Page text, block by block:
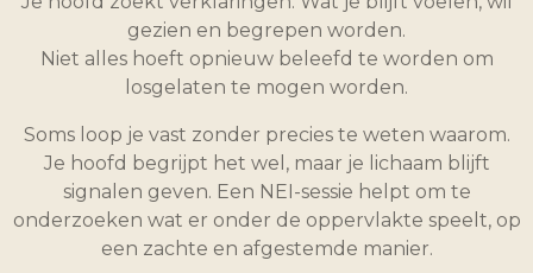
gezien en begrepen worden.
Niet alles hoeft opnieuw beleefd te worden om
losgelaten te mogen worden.
Soms loop je vast zonder precies te weten waarom.
Je hoofd begrijpt het wel, maar je lichaam blijft
signalen geven. Een NEI-sessie helpt om te
onderzoeken wat er onder de oppervlakte speelt, op
een zachte en afgestemde manier.